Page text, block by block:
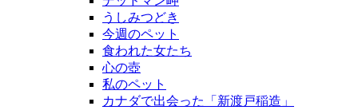
うしみつどき
今週のペット
食われた女たち
心の壺
私のペット
カナダで出会った「新渡戸稲造」